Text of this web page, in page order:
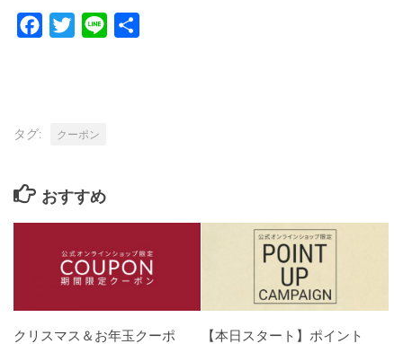
Facebook
TwitterLine
タグ: クーポン
おすすめ
クリスマス＆お年玉クーポ
【本日スタート】ポイント